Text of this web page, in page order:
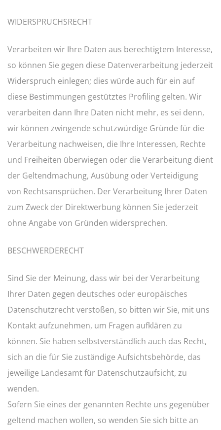
WIDERSPRUCHSRECHT
Verarbeiten wir Ihre Daten aus berechtigtem Interesse,
so können Sie gegen diese Datenverarbeitung jederzeit
Widerspruch einlegen; dies würde auch für ein auf
diese Bestimmungen gestütztes Profiling gelten. Wir
verarbeiten dann Ihre Daten nicht mehr, es sei denn,
wir können zwingende schutzwürdige Gründe für die
Verarbeitung nachweisen, die Ihre Interessen, Rechte
und Freiheiten überwiegen oder die Verarbeitung dient
der Geltendmachung, Ausübung oder Verteidigung
von Rechtsansprüchen. Der Verarbeitung Ihrer Daten
zum Zweck der Direktwerbung können Sie jederzeit
ohne Angabe von Gründen widersprechen.
BESCHWERDERECHT
Sind Sie der Meinung, dass wir bei der Verarbeitung
Ihrer Daten gegen deutsches oder europäisches
Datenschutzrecht verstoßen, so bitten wir Sie, mit uns
Kontakt aufzunehmen, um Fragen aufklären zu
können. Sie haben selbstverständlich auch das Recht,
sich an die für Sie zuständige Aufsichtsbehörde, das
jeweilige Landesamt für Datenschutzaufsicht, zu
wenden.
Sofern Sie eines der genannten Rechte uns gegenüber
geltend machen wollen, so wenden Sie sich bitte an